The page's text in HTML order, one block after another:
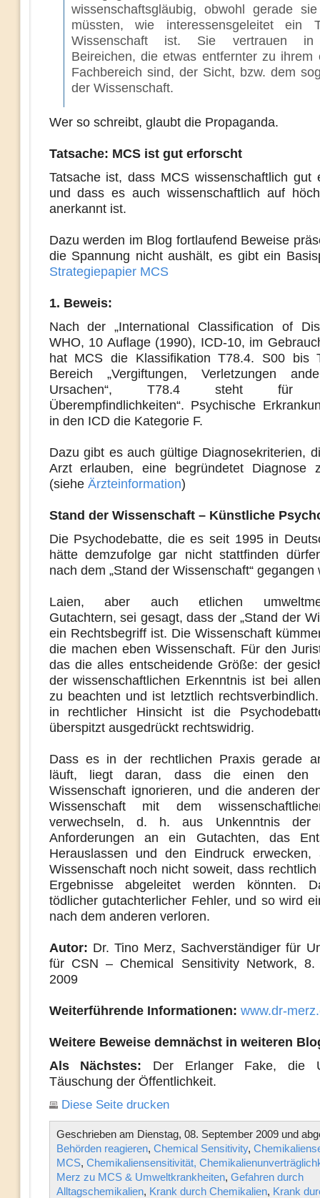
wissenschaftsgläubig, obwohl gerade
müssten, wie interessensgeleitet ein
Wissenschaft ist. Sie vertrauen in
Beireichen, die etwas entfernter zu ihrem
Fachbereich sind, der Sicht, bzw. dem
der Wissenschaft.
Wer so schreibt, glaubt die Propaganda.
Tatsache: MCS ist gut erforscht
Tatsache ist, dass MCS wissenschaftlich gut
und dass es auch wissenschaftlich auf
anerkannt ist.
Dazu werden im Blog fortlaufend Beweise
die Spannung nicht aushält, es gibt ein
Strategiepapier MCS
1. Beweis:
Nach der „International Classification of
WHO, 10 Auflage (1990), ICD-10, im
hat MCS die Klassifikation T78.4. S00 bis
Bereich „Vergiftungen, Verletzungen
Ursachen“, T78.4 steht für
Überempfindlichkeiten“. Psychische
in den ICD die Kategorie F.
Dazu gibt es auch gültige Diagnosekriterien,
Arzt erlauben, eine begründetet Diagnose
(siehe Ärzteinformation)
Stand der Wissenschaft – Künstliche
Die Psychodebatte, die es seit 1995 in
hätte demzufolge gar nicht stattfinden
nach dem „Stand der Wissenschaft“ gegangen
Laien, aber auch etlichen
Gutachtern, sei gesagt, dass der „Stand der
ein Rechtsbegriff ist. Die Wissenschaft
die machen eben Wissenschaft. Für den
das die alles entscheidende Größe: der
der wissenschaftlichen Erkenntnis ist bei
zu beachten und ist letztlich
in rechtlicher Hinsicht ist die
überspitzt ausgedrückt rechtswidrig.
Dass es in der rechtlichen Praxis gerade
läuft, liegt daran, dass die einen den
Wissenschaft ignorieren, und die anderen
Wissenschaft mit dem
verwechseln, d. h. aus Unkenntnis der
Anforderungen an ein Gutachten, das
Herauslassen und den Eindruck
Wissenschaft noch nicht soweit, dass rechtlich
Ergebnisse abgeleitet werden könnten.
tödlicher gutachterlicher Fehler, und so wird
nach dem anderen verloren.
Autor: Dr. Tino Merz, Sachverständiger für
für CSN – Chemical Sensitivity Network, 8.
2009
Weiterführende Informationen: www.dr-
Weitere Beweise demnächst in weiteren
Als Nächstes: Der Erlanger Fake, die
Täuschung der Öffentlichkeit.
Diese Seite drucken
Geschrieben am Dienstag, 08. September 2009 und
Behörden reagieren, Chemical Sensitivity,
MCS, Chemikaliensensitivität,
Merz zu MCS & Umweltkrankheiten, Gefahren durch
Alltagschemikalien, Krank durch Chemikalien, Krank